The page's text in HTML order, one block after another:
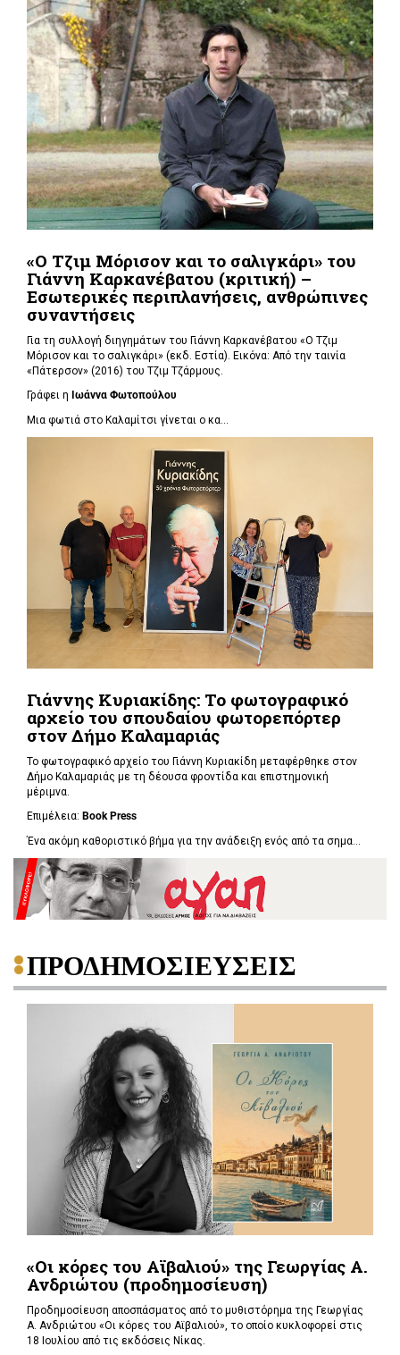
«Ο Τζιμ Μόρισον και το σαλιγκάρι» του
Γιάννη Καρκανέβατου (κριτική) –
Εσωτερικές περιπλανήσεις, ανθρώπινες
συναντήσεις
Για τη συλλογή διηγημάτων του Γιάννη Καρκανέβατου «Ο Τζιμ
Μόρισον και το σαλιγκάρι» (εκδ. Εστία). Εικόνα: Από την ταινία
«Πάτερσον» (2016) του Τζιμ Τζάρμους.
Γράφει η Ιωάννα Φωτοπούλου
Μια φωτιά στο Καλαμίτσι γίνεται ο κα...
Γιάννης Κυριακίδης: Το φωτογραφικό
αρχείο του σπουδαίου φωτορεπόρτερ
στον Δήμο Καλαμαριάς
Το φωτογραφικό αρχείο του Γιάννη Κυριακίδη μεταφέρθηκε στον
Δήμο Καλαμαριάς με τη δέουσα φροντίδα και επιστημονική
μέριμνα.
Επιμέλεια: Book Press
Ένα ακόμη καθοριστικό βήμα για την ανάδειξη ενός από τα σημα...
ΠΡΟΔΗΜΟΣΙΕΥΣΕΙΣ
«Οι κόρες του Αϊβαλιού» της Γεωργίας Α.
Ανδριώτου (προδημοσίευση)
Προδημοσίευση αποσπάσματος από το μυθιστόρημα της Γεωργίας
Α. Ανδριώτου «Οι κόρες του Αϊβαλιού», το οποίο κυκλοφορεί στις
18 Ιουλίου από τις εκδόσεις Νίκας.